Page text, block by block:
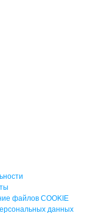
файлов COOKIE
данных